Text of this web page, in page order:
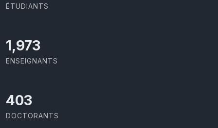
ÉTUDIANTS
2,086
ENSEIGNANTS
426
DOCTORANTS